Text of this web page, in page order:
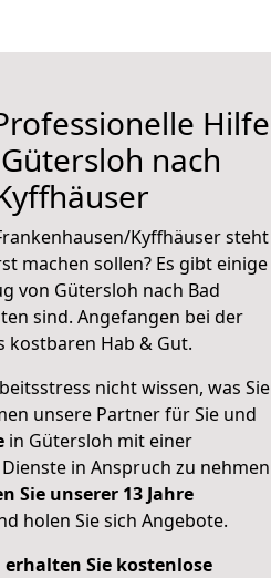
Hilfe
nach
Kyffhäuser steht
machen sollen? Es gibt einige
von Gütersloh nach Bad
sind. Angefangen bei der
kostbaren Hab & Gut.
nicht wissen, was Sie
unsere Partner für Sie und
in Gütersloh mit einer
in Anspruch zu nehmen
Sie unserer 13 Jahre
holen Sie sich Angebote.
erhalten Sie kostenlose